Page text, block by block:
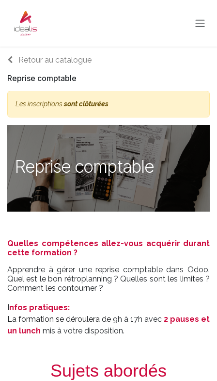
Retour au catalogue
Reprise comptable
Les inscriptionssont clôturées
Reprise comptable
Quelles compétences allez-vous acquérir durant
cette formation ?
Apprendre à gérer une reprise comptable dans Odoo.
Quel est le bon rétroplanning ? Quelles sont les limites ?
Comment les contourner ?
Infos pratiques:
La formation se déroulera de 9h à 17h avec 2 pauses et
un lunch mis à votre disposition.
Sujets abordés